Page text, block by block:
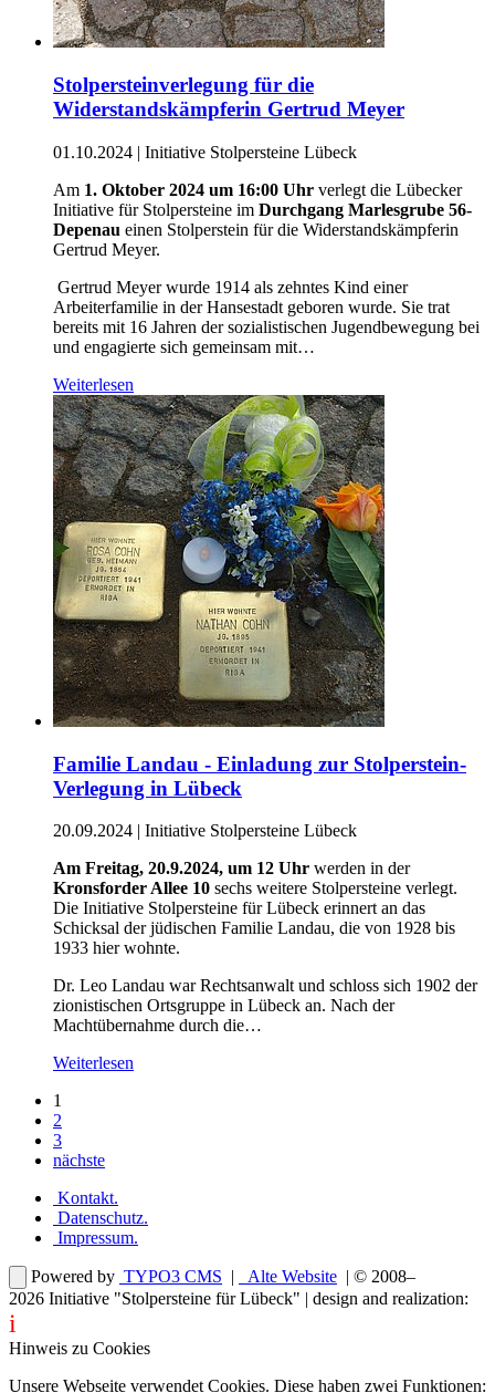
Stolpersteinverlegung für die
Widerstandskämpferin Gertrud Meyer
01.10.2024 | Initiative Stolpersteine Lübeck
Am 1. Oktober 2024 um 16:00 Uhr verlegt die Lübecker
Initiative für Stolpersteine im Durchgang Marlesgrube 56-
Depenau einen Stolperstein für die Widerstandskämpferin
Gertrud Meyer.
Gertrud Meyer wurde 1914 als zehntes Kind einer
Arbeiterfamilie in der Hansestadt geboren wurde. Sie trat
bereits mit 16 Jahren der sozialistischen Jugendbewegung bei
und engagierte sich gemeinsam mit…
Weiterlesen
Familie Landau - Einladung zur Stolperstein-
Verlegung in Lübeck
20.09.2024 | Initiative Stolpersteine Lübeck
Am Freitag, 20.9.2024, um 12 Uhr werden in der
Kronsforder Allee 10 sechs weitere Stolpersteine verlegt.
Die Initiative Stolpersteine für Lübeck erinnert an das
Schicksal der jüdischen Familie Landau, die von 1928 bis
1933 hier wohnte.
Dr. Leo Landau war Rechtsanwalt und schloss sich 1902 der
zionistischen Ortsgruppe in Lübeck an. Nach der
Machtübernahme durch die…
Weiterlesen
1
2
3
nächste
Kontakt.
Datenschutz.
Impressum.
Powered by TYPO3 CMS | Alte Website | © 2008–
2026 Initiative "Stolpersteine für Lübeck" | design and realization:
i
Hinweis zu Cookies
Unsere Webseite verwendet Cookies. Diese haben zwei Funktionen: